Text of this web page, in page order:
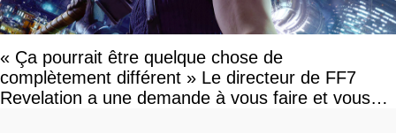
« Ça pourrait être quelque chose de
complètement différent » Le directeur de FF7
Revelation a une demande à vous faire et vous